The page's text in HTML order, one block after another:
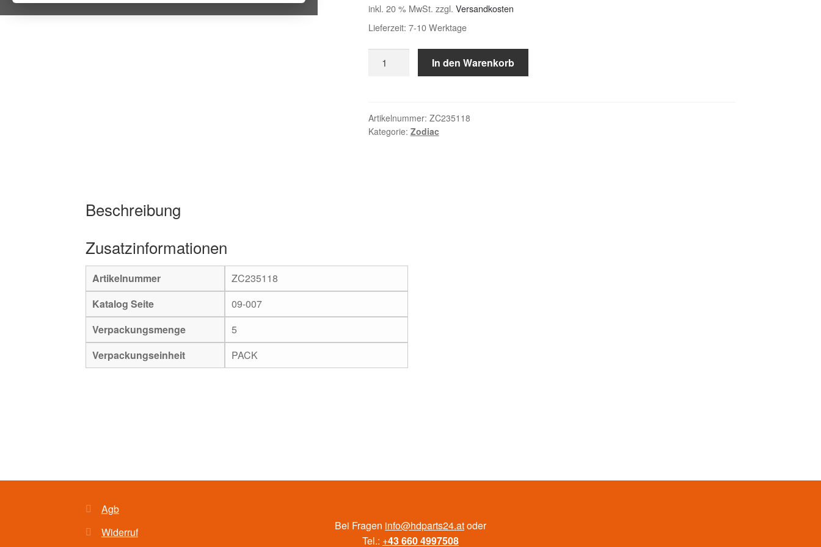
inkl. 20 % MwSt. zzgl. Versandkosten
Lieferzeit: 7-10 Werktage
Thrust
.0
Menge
In den Warenkorb
Artikelnummer: ZC235118
Kategorie: Zodiac
Beschreibung
Artikelnummer
ZC235118
Katalog Seite
09-007
Verpackungsmenge
5
Verpackungseinheit
PACK
Agb
Widerruf
Bei Fragen info@hdparts24.atoder
Tel.: +43 660 4997508